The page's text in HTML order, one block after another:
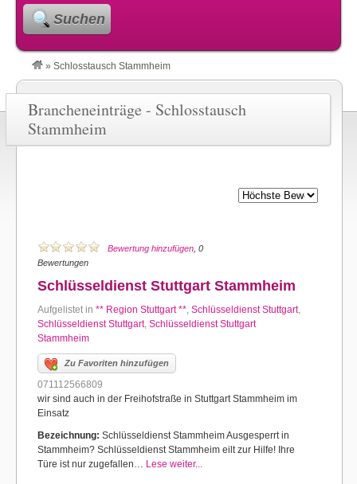
Suchen
» Schlosstausch Stammheim
Brancheneinträge - Schlosstausch
Stammheim
Bewertung hinzufügen , 0
Bewertungen
Schlüsseldienst Stuttgart Stammheim
Aufgelistet in ** Region Stuttgart **, Schlüsseldienst Stuttgart,
Schlüsseldienst Stuttgart, Schlüsseldienst Stuttgart
Stammheim
Zu Favoriten hinzufügen
071112566809
wir sind auch in der Freihofstraße in Stuttgart Stammheim im
Einsatz
Bezeichnung: Schlüsseldienst Stammheim Ausgesperrt in
Stammheim? Schlüsseldienst Stammheim eilt zur Hilfe! Ihre
Türe ist nur zugefallen… Lese weiter...